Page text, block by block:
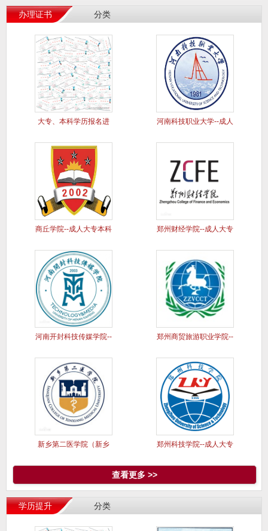
办理证书 分类
大专、本科学历报名进 河南科技职业大学--成人
商丘学院--成人大专本科 郑州财经学院--成人大专
河南开封科技传媒学院-- 郑州商贸旅游职业学院--
新乡第二医学院（新乡 郑州科技学院--成人大专
查看更多 >>
学历提升 分类